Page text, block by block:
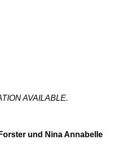
AVAILABLE.
und Nina Annabelle